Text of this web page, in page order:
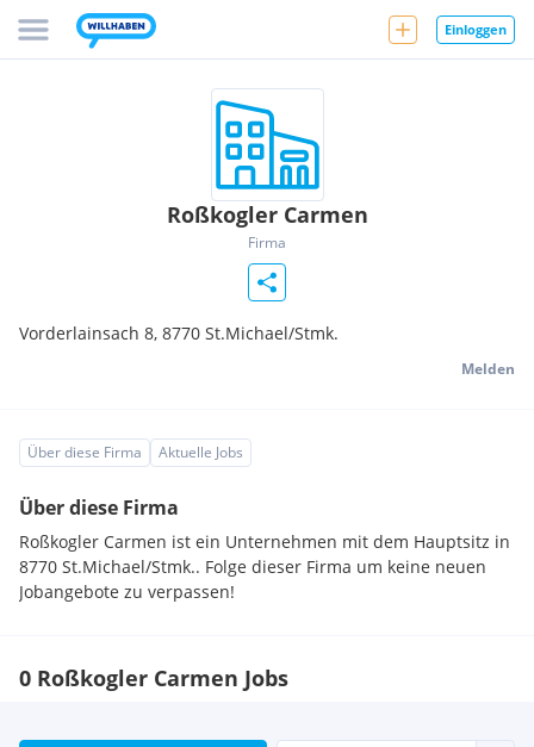
Einloggen
Roßkogler Carmen
Firma
Vorderlainsach 8, 8770 St.Michael/Stmk.
Melden
Über diese Firma Aktuelle Jobs
Über diese Firma
Roßkogler Carmen ist ein Unternehmen mit dem Hauptsitz in
8770 St.Michael/Stmk.. Folge dieser Firma um keine neuen
Jobangebote zu verpassen!
0 Roßkogler Carmen Jobs